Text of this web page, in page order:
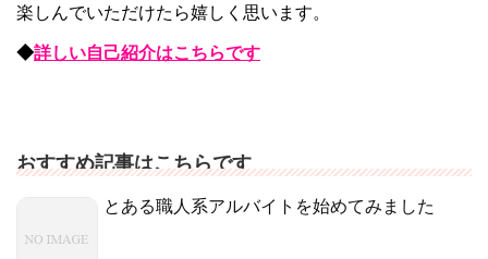
楽しんでいただけたら嬉しく思います。
◆詳しい自己紹介はこちらです
おすすめ記事はこちらです
とある職人系アルバイトを始めてみました